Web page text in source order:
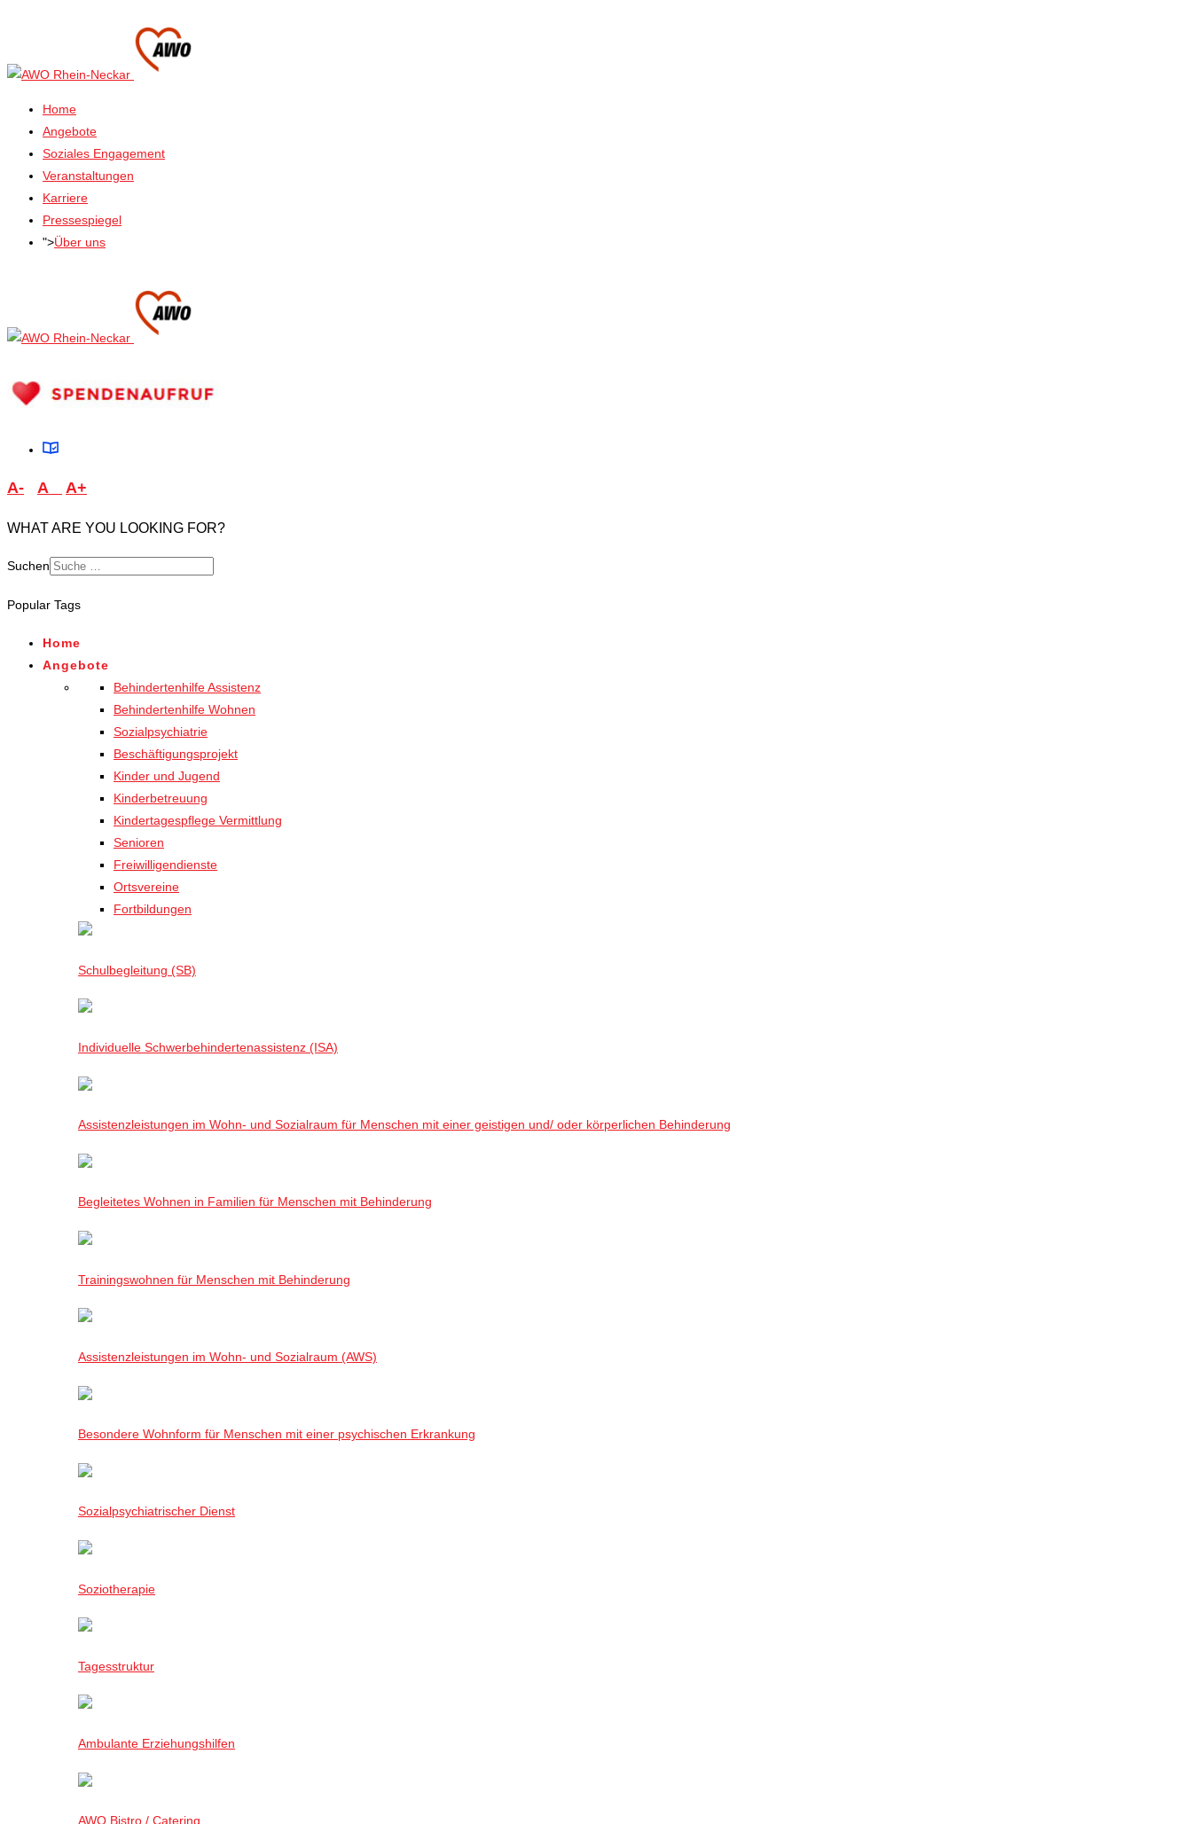
Home
Angebote
Soziales Engagement
Veranstaltungen
Karriere
Pressespiegel
">Über uns
A- A A+
WHAT ARE YOU LOOKING FOR?
Suchen
Popular Tags
Home
Angebote
Behindertenhilfe Assistenz
Behindertenhilfe Wohnen
Sozialpsychiatrie
Beschäftigungsprojekt
Kinder und Jugend
Kinderbetreuung
Kindertagespflege Vermittlung
Senioren
Freiwilligendienste
Ortsvereine
Fortbildungen
Schulbegleitung (SB)
Individuelle Schwerbehindertenassistenz (ISA)
Assistenzleistungen im Wohn- und Sozialraum für Menschen mit einer geistigen und/ oder körperlichen Behinderung
Begleitetes Wohnen in Familien für Menschen mit Behinderung
Trainingswohnen für Menschen mit Behinderung
Assistenzleistungen im Wohn- und Sozialraum (AWS)
Besondere Wohnform für Menschen mit einer psychischen Erkrankung
Sozialpsychiatrischer Dienst
Soziotherapie
Tagesstruktur
Ambulante Erziehungshilfen
AWO Bistro / Catering